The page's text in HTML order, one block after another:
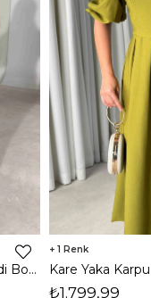
Halter Yaka Önden Yırtmaçlı Midi Boy Kahverengi Hasre Kadın Elbise 26Y502
1
₺1.799,99